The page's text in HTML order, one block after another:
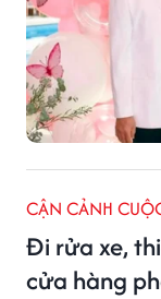
CẬN CẢNH
Đi rửa xe,
cửa hàng